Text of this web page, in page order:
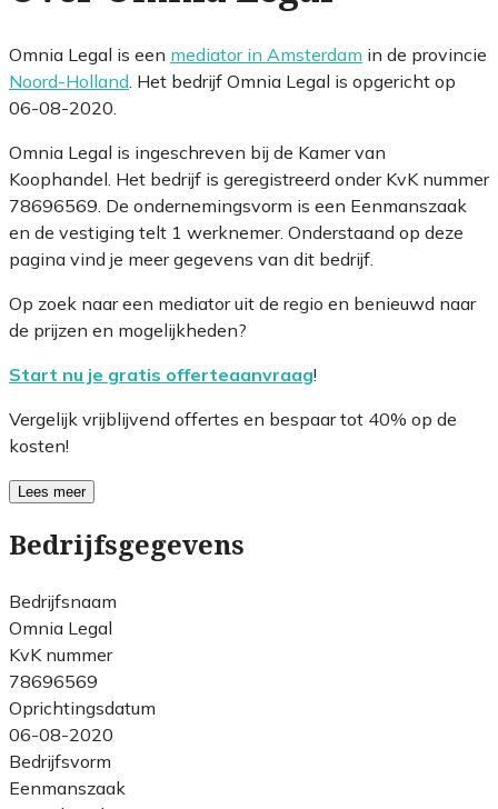
Omnia Legal is een mediator in Amsterdam in de provincie
Noord-Holland . Het bedrijf Omnia Legal is opgericht op
06-08-2020.
Omnia Legal is ingeschreven bij de Kamer van
Koophandel. Het bedrijf is geregistreerd onder KvK nummer
78696569. De ondernemingsvorm is een Eenmanszaak
en de vestiging telt 1 werknemer. Onderstaand op deze
pagina vind je meer gegevens van dit bedrijf.
Op zoek naar een mediator uit de regio en benieuwd naar
de prijzen en mogelijkheden?
Start nu je gratis offerteaanvraag!
Vergelijk vrijblijvend offertes en bespaar tot 40% op de
kosten!
Lees meer
Bedrijfsgegevens
Bedrijfsnaam
Omnia Legal
KvK nummer
78696569
Oprichtingsdatum
06-08-2020
Bedrijfsvorm
Eenmanszaak